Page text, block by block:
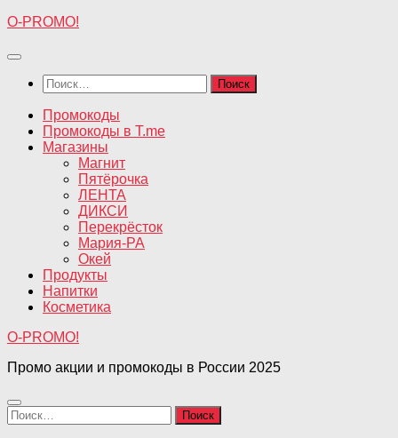
Перейти
содержимому
O-PROMO!
Найти:
Промокоды
Промокоды в T.me
Магазины
Магнит
Пятёрочка
ЛЕНТА
ДИКСИ
Перекрёсток
Мария-РА
Окей
Продукты
Напитки
Косметика
O-PROMO!
Промо акции и промокоды в России 2025
Найти: